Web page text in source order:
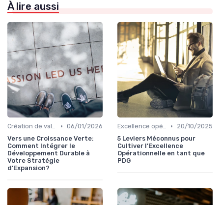
À lire aussi
Création de valeur durable • 06/01/2026
Vers une Croissance Verte:
Comment Intégrer le
Développement Durable à
Votre Stratégie
d'Expansion?
Excellence opérationnelle •
20/10/2025
5 Leviers Méconnus pour
Cultiver l’Excellence
Opérationnelle en tant que
PDG